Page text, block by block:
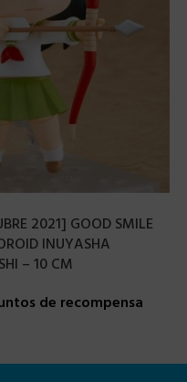
2021] GOOD SMILE
INUYASHA
– 10 CM
de recompensa